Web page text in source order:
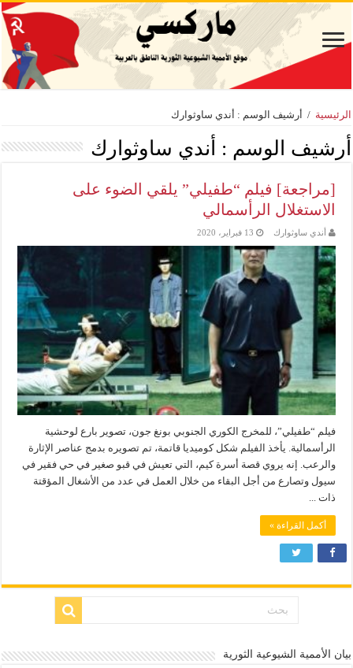
الرئيسية / أرشيف الوسم : أندي ساوثوارك
أرشيف الوسم : أندي ساوثوارك
[مراجعة] فيلم “طفيلي” يلقي الضوء على
الاستغلال الرأسمالي
أندي ساوثوارك 13 فبراير، 2020
فيلم “طفيلي”، للمخرج الكوري الجنوبي بونغ جون، تصوير بارع لوحشية
الرأسمالية. يأخذ الفيلم شكل كوميديا ​​قاتمة، تم تصويره بدمج عناصر الإثارة
والرعب. إنه يروي قصة أسرة كيم، التي تعيش في قبو صغير في حي فقير في
سيول وتصارع من أجل البقاء من خلال العمل في عدد من الأشغال المؤقتة
ذات ...
أكمل القراءة »
بيان الأممية الشيوعية الثورية